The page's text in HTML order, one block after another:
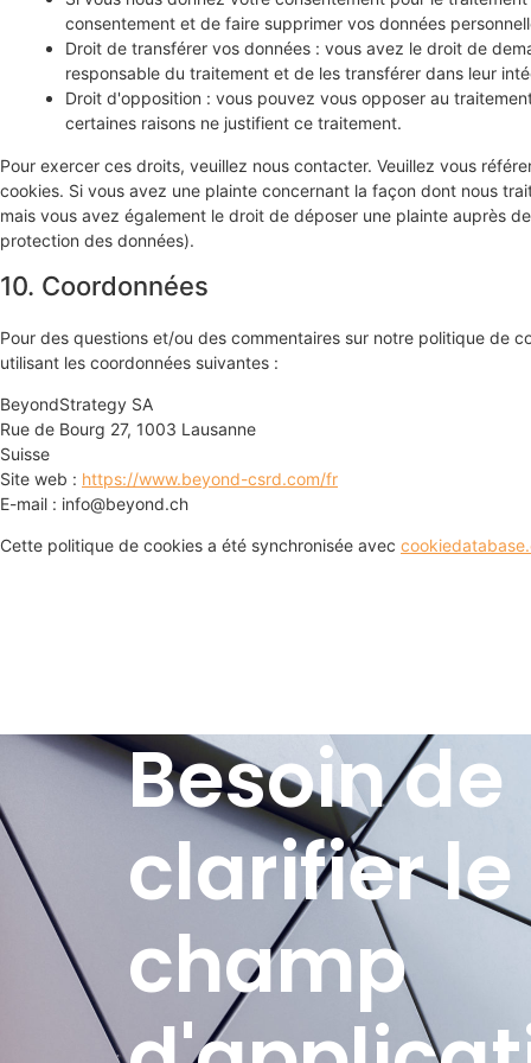
consentement et de faire supprimer vos données
Droit de transférer vos données : vous avez le droit de
responsable du traitement et de les transférer dans leur
Droit d'opposition : vous pouvez vous opposer au
certaines raisons ne justifient ce traitement.
Pour exercer ces droits, veuillez nous contacter. Veuillez vous
cookies. Si vous avez une plainte concernant la façon dont nous
mais vous avez également le droit de déposer une plainte auprès
protection des données).
10. Coordonnées
Pour des questions et/ou des commentaires sur notre politique de
utilisant les coordonnées suivantes :
BeyondStrategy SA
Rue de Bourg 27, 1003 Lausanne
Suisse
Site web : https://www.beyond-csrd.com/fr
E-mail : info@beyond.ch
Cette politique de cookies a été synchronisée avec
Besoin de
clarifier le
champ